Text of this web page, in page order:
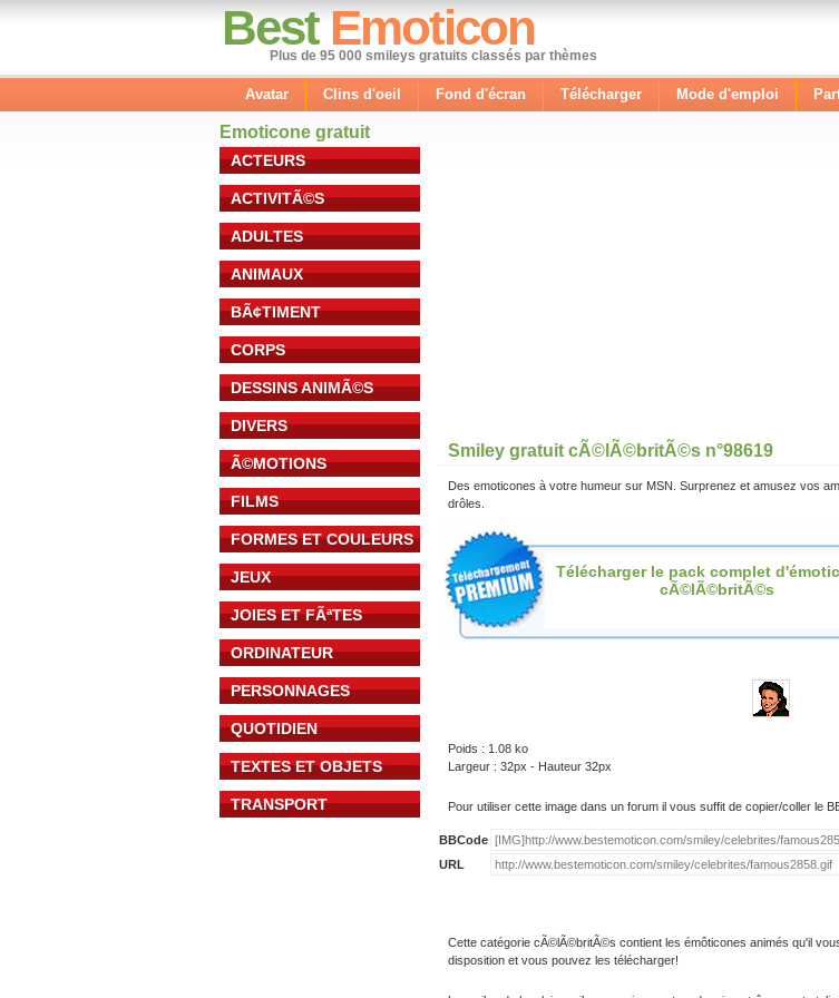
Best Emoticon
Plus de 95 000 smileys gratuits classés par thèmes
Avatar Clins d'oeil Fond d'écran Télécharger Mode d'emploi
Emoticone gratuit
ACTEURS
ACTIVITÃ©S
ADULTES
ANIMAUX
BÃ¢TIMENT
CORPS
DESSINS ANIMÃ©S
DIVERS
Ã©MOTIONS
FILMS
FORMES ET COULEURS
JEUX
JOIES ET FÃªTES
ORDINATEUR
PERSONNAGES
QUOTIDIEN
TEXTES ET OBJETS
TRANSPORT
Smiley gratuit cÃ©lÃ©britÃ©s n°98619
Des emoticones à votre humeur sur MSN. Surprenez et amusez vos
drôles.
Télécharger le pack complet
cÃ©lÃ©britÃ©s
Poids : 1.08 ko
Largeur : 32px - Hauteur 32px
Pour utiliser cette image dans un forum il vous suffit de copier/coller le
BBCode
URL
Cette catégorie cÃ©lÃ©britÃ©s contient les émôticones animés qu'il
disposition et vous pouvez les télécharger!